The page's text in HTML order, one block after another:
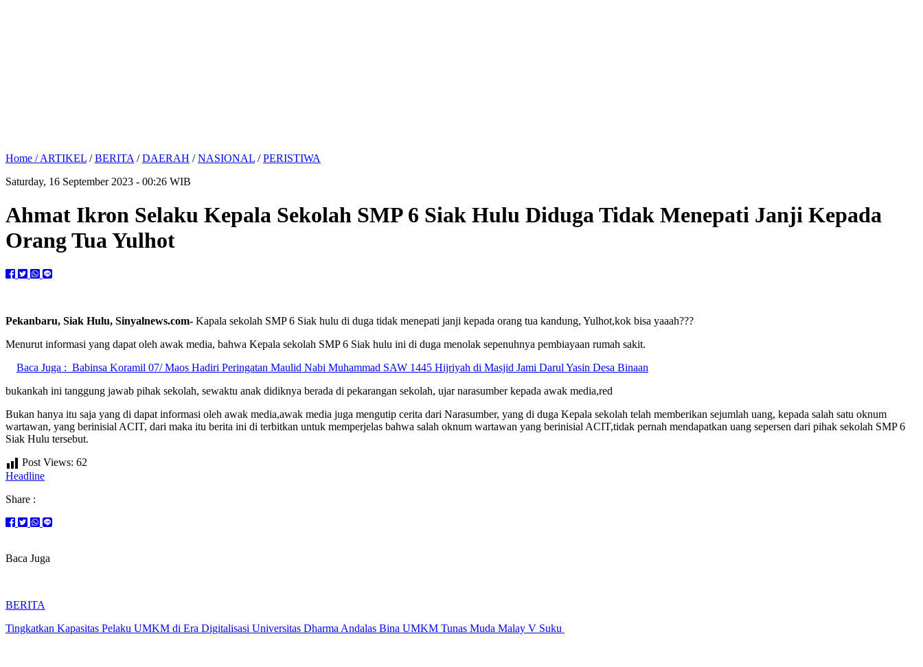
Home /ARTIKEL /BERITA /DAERAH /NASIONAL /PERISTIWA
Saturday, 16 September 2023 - 00:26 WIB
Ahmat Ikron Selaku Kepala Sekolah SMP 6 Siak Hulu Diduga Tidak Menepati Janji Kepada
Orang Tua Yulhot
Pekanbaru, Siak Hulu, Sinyalnews.com- Kapala sekolah SMP 6 Siak hulu di duga tidak menepati janji kepada orang tua kandung, Yulhot,kok bisa yaaah???
Menurut informasi yang dapat oleh awak media, bahwa Kepala sekolah SMP 6 Siak hulu ini di duga menolak sepenuhnya pembiayaan rumah sakit.
Baca Juga : Babinsa Koramil 07/ Maos Hadiri Peringatan Maulid Nabi Muhammad SAW 1445 Hijriyah di Masjid Jami Darul Yasin Desa Binaan
bukankah ini tanggung jawab pihak sekolah, sewaktu anak didiknya berada di pekarangan sekolah, ujar narasumber kepada awak media,red
Bukan hanya itu saja yang di dapat informasi oleh awak media,awak media juga mengutip cerita dari Narasumber, yang di duga Kepala sekolah telah memberikan sejumlah uang, kepada salah satu oknum
wartawan, yang berinisial ACIT, dari maka itu berita ini di terbitkan untuk memperjelas bahwa salah oknum wartawan yang berinisial ACIT,tidak pernah mendapatkan uang sepersen dari pihak sekolah SMP 6
Siak Hulu tersebut.
Post Views: 62
Headline
Share :
Baca Juga
BERITA
Tingkatkan Kapasitas Pelaku UMKM di Era Digitalisasi Universitas Dharma Andalas Bina UMKM Tunas Muda Malay V Suku